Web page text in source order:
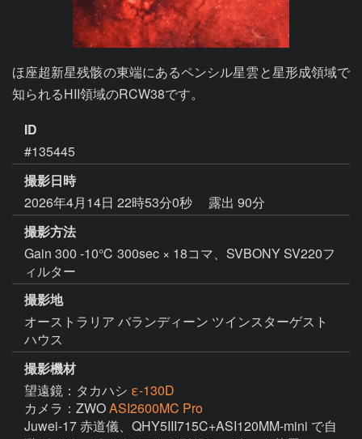
ほ座超新星残骸の東端にあるペンシル星雲と星形成領域で
ID
#135445
撮影日時
2026年4月14日 22時53分0秒
露出 90分
撮影方法
Gain 300 -10℃ 300sec × 18コマ、SVBONY SV220フ
ィルター
撮影地
オーストラリア バランディーン ツインスターゲスト
ハウス
撮影機材
望遠鏡：タカハシ ε-130D
カメラ：ZWOASI2600MC Pro
Juwei-17 赤道儀、QHY5III715C+ASI120MM-mini で自